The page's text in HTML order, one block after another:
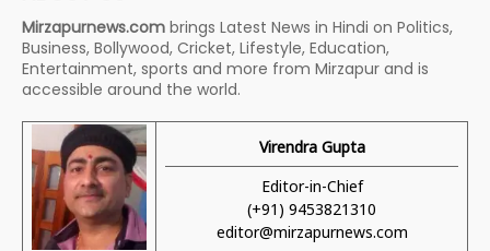
Mirzapurnews.com brings Latest News in Hindi on Politics,
Business, Bollywood, Cricket, Lifestyle, Education,
Entertainment, sports and more from Mirzapur and is
accessible around the world.
Virendra Gupta
Editor-in-Chief
(+91) 9453821310
editor@mirzapurnews.com